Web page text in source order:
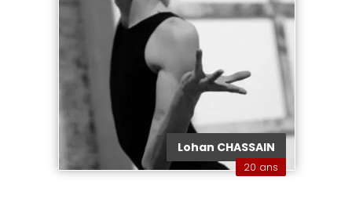
Lohan CHASSAIN
20 ans